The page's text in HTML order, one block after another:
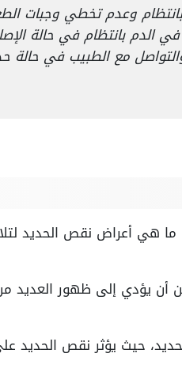
وعدم تخطي وجبات
الدم بانتظام في حالة
مع الطبيب في
هي أعراض نقص الحديد
يؤدي إلى ظهور العديد من
حيث يؤثر نقص